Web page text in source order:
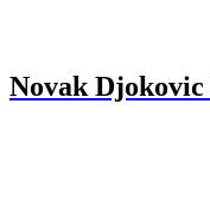
Novak Djokovic